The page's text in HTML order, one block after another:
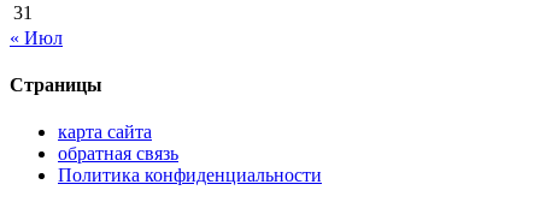
31
« Июл
Страницы
карта сайта
обратная связь
Политика конфиденциальности